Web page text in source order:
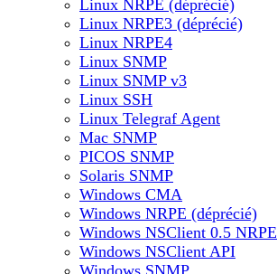
Linux NRPE (déprécié)
Linux NRPE3 (déprécié)
Linux NRPE4
Linux SNMP
Linux SNMP v3
Linux SSH
Linux Telegraf Agent
Mac SNMP
PICOS SNMP
Solaris SNMP
Windows CMA
Windows NRPE (déprécié)
Windows NSClient 0.5 NRPE
Windows NSClient API
Windows SNMP